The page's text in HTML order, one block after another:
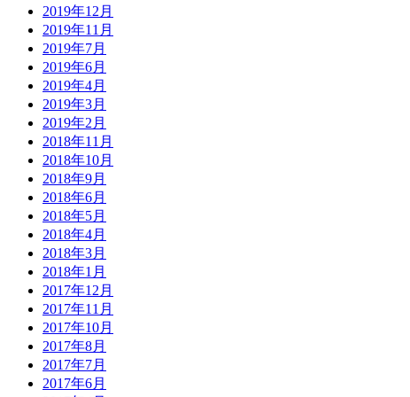
2019年12月
2019年11月
2019年7月
2019年6月
2019年4月
2019年3月
2019年2月
2018年11月
2018年10月
2018年9月
2018年6月
2018年5月
2018年4月
2018年3月
2018年1月
2017年12月
2017年11月
2017年10月
2017年8月
2017年7月
2017年6月